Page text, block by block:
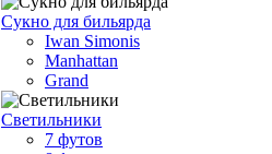
Сукно для бильярда
Iwan Simonis
Manhattan
Grand
Светильники
7 футов